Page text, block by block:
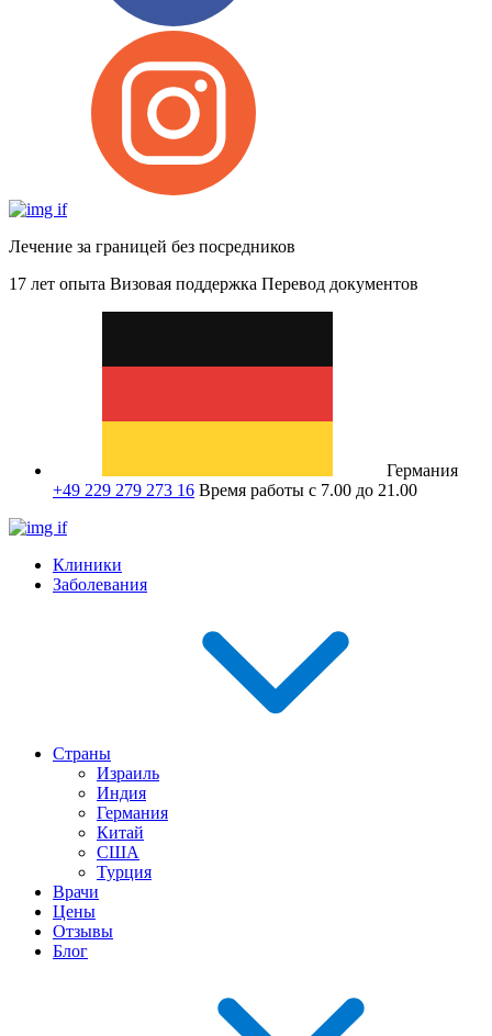
Лечение за границей без посредников
17 лет опыта Визовая поддержка Перевод документов
Германия
+49 229 279 273 16 Время работы с 7.00 до 21.00
Клиники
Заболевания
Страны
Израиль
Индия
Германия
Китай
США
Турция
Врачи
Цены
Отзывы
Блог